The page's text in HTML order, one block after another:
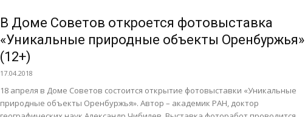
В Доме Советов откроется фотовыставка
«Уникальные природные объекты Оренбуржья»
(12+)
17.04.2018
18 апреля в Доме Советов состоится открытие фотовыставки «Уникальные
природные объекты Оренбуржья». Автор – академик РАН, доктор